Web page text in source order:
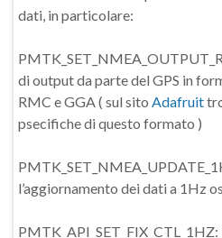
dati, in particolare:
di output da parte del GPS in
RMC e GGA ( sul sito Adafruit
psecifiche di questo formato )
l’aggiornamento dei dati a 1Hz